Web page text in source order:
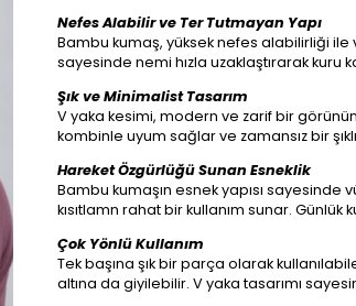
Nefes Alabilir ve Ter Tutmayan Yapı
Bambu kumaş, yüksek nefes alabilirliği
sayesinde nemi hızla uzaklaştırarak kuru
Şık ve Minimalist Tasarım
V yaka kesimi, modern ve zarif bir
kombinle uyum sağlar ve zamansız bir
Hareket Özgürlüğü Sunan Esneklik
Bambu kumaşın esnek yapısı
kısıtlamn rahat bir kullanım sunar.
Çok Yönlü Kullanım
Tek başına şık bir parça olarak
altına da giyilebilir. V yaka tasarımı